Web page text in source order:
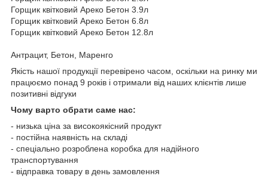
Горщик квітковий Ареко Бетон 3.9л
Горщик квітковий Ареко Бетон 6.8л
Горщик квітковий Ареко Бетон 12.8л
Антрацит, Бетон, Маренго
Якість нашої продукції перевірено часом, оскільки на ринку ми
працюємо понад 9 років і отримали від наших клієнтів лише
позитивні відгуки
Чому варто обрати саме нас:
- низька ціна за високоякісний продукт
- постійна наявність на складі
- спеціально розроблена коробка для надійного
транспортування
- відправка товару в день замовлення